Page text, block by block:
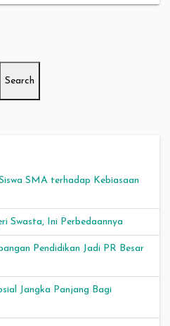
Search
SMA terhadap Kebiasaan
Swasta, Ini Perbedaannya
Pendidikan Jadi PR Besar
Jangka Panjang Bagi